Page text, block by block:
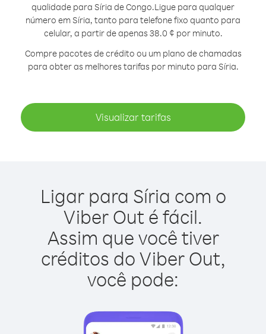
qualidade para Síria de Congo.Ligue para qualquer
número em Síria, tanto para telefone fixo quanto para
celular, a partir de apenas 38.0 ¢ por minuto.
Compre pacotes de crédito ou um plano de chamadas
para obter as melhores tarifas por minuto para Síria.
Visualizar tarifas
Ligar para Síria com o
Viber Out é fácil.
Assim que você tiver
créditos do Viber Out,
você pode: